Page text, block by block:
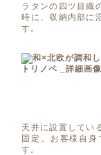
ラタンの四ツ目織
時に、収納内部に
す。
天井に設置してい
固定。お客様自
す。